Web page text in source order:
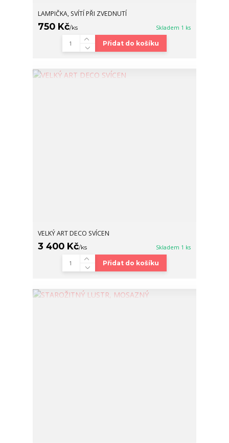
LAMPIČKA, SVÍTÍ PŘI ZVEDNUTÍ
750 Kč/ks Skladem 1 ks
Přidat do košíku
VELKÝ ART DECO SVÍCEN
3 400 Kč/ks Skladem 1 ks
Přidat do košíku